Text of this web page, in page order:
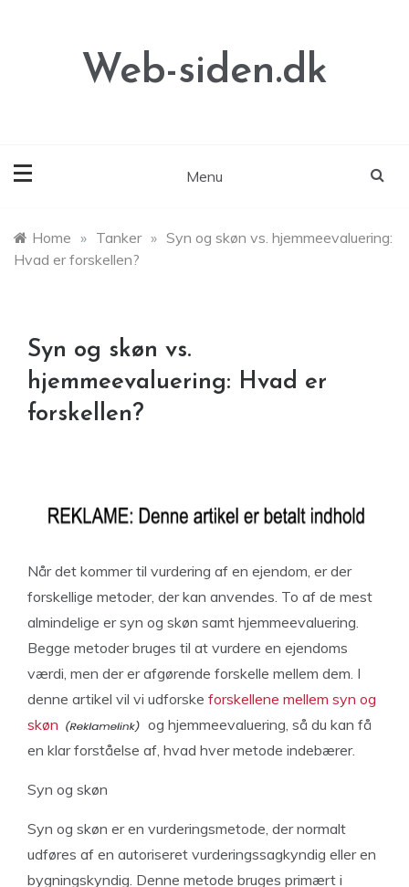
Web-siden.dk
Menu
Home » Tanker » Syn og skøn vs. hjemmeevaluering:
Hvad er forskellen?
Syn og skøn vs.
hjemmeevaluering: Hvad er
forskellen?
Når det kommer til vurdering af en ejendom, er der
forskellige metoder, der kan anvendes. To af de mest
almindelige er syn og skøn samt hjemmeevaluering.
Begge metoder bruges til at vurdere en ejendoms
værdi, men der er afgørende forskelle mellem dem. I
denne artikel vil vi udforske forskellene mellem syn og
skøn
og hjemmeevaluering, så du kan få
en klar forståelse af, hvad hver metode indebærer.
Syn og skøn
Syn og skøn er en vurderingsmetode, der normalt
udføres af en autoriseret vurderingssagkyndig eller en
bygningskyndig. Denne metode bruges primært i